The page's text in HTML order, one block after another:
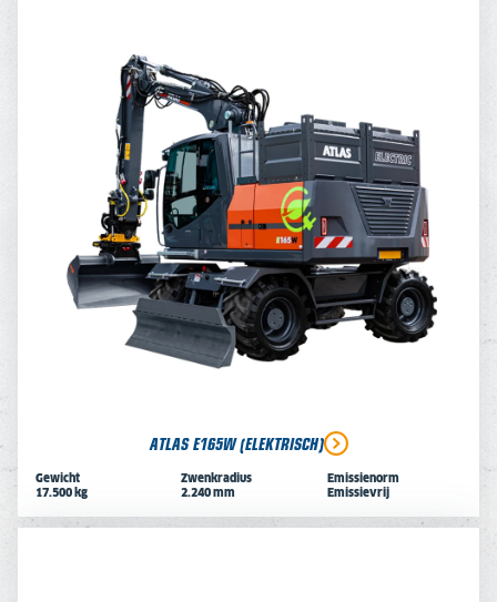
ATLAS E165W (ELEKTRISCH)
Gewicht
17.500 kg
Zwenkradius
2.240 mm
Emissienorm
Emissievrij